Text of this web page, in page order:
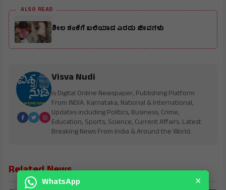
ALSO READ
ಶೀಲ ಶಂಕೆಗೆ ಬಲಿಯಾದ ಎರಡು ಜೀವಗಳು
Visva Nudi
is Digital Online Newspaper, Publishing Platform
From INDIA. Karnataka, National & International,
Updates including Politics, Business, Crime,
Education, Sports, Science, Current Affairs. Latest
Breaking News From India & Around the World.
Related News
WhatsApp ×